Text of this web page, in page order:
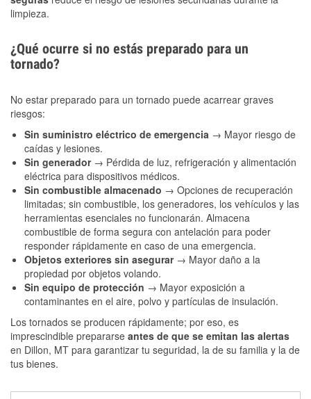
limpieza.
¿Qué ocurre si no estás preparado para un
tornado?
No estar preparado para un tornado puede acarrear graves
riesgos:
Sin suministro eléctrico de emergencia → Mayor riesgo de
caídas y lesiones.
Sin generador → Pérdida de luz, refrigeración y alimentación
eléctrica para dispositivos médicos.
Sin combustible almacenado → Opciones de recuperación
limitadas; sin combustible, los generadores, los vehículos y las
herramientas esenciales no funcionarán. Almacena
combustible de forma segura con antelación para poder
responder rápidamente en caso de una emergencia.
Objetos exteriores sin asegurar → Mayor daño a la
propiedad por objetos volando.
Sin equipo de protección → Mayor exposición a
contaminantes en el aire, polvo y partículas de insulación.
Los tornados se producen rápidamente; por eso, es
imprescindible prepararse antes de que se emitan las alertas
en Dillon, MT para garantizar tu seguridad, la de su familia y la de
tus bienes.